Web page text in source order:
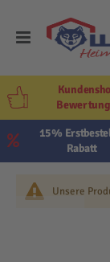
15%
Rabatt
Unsere